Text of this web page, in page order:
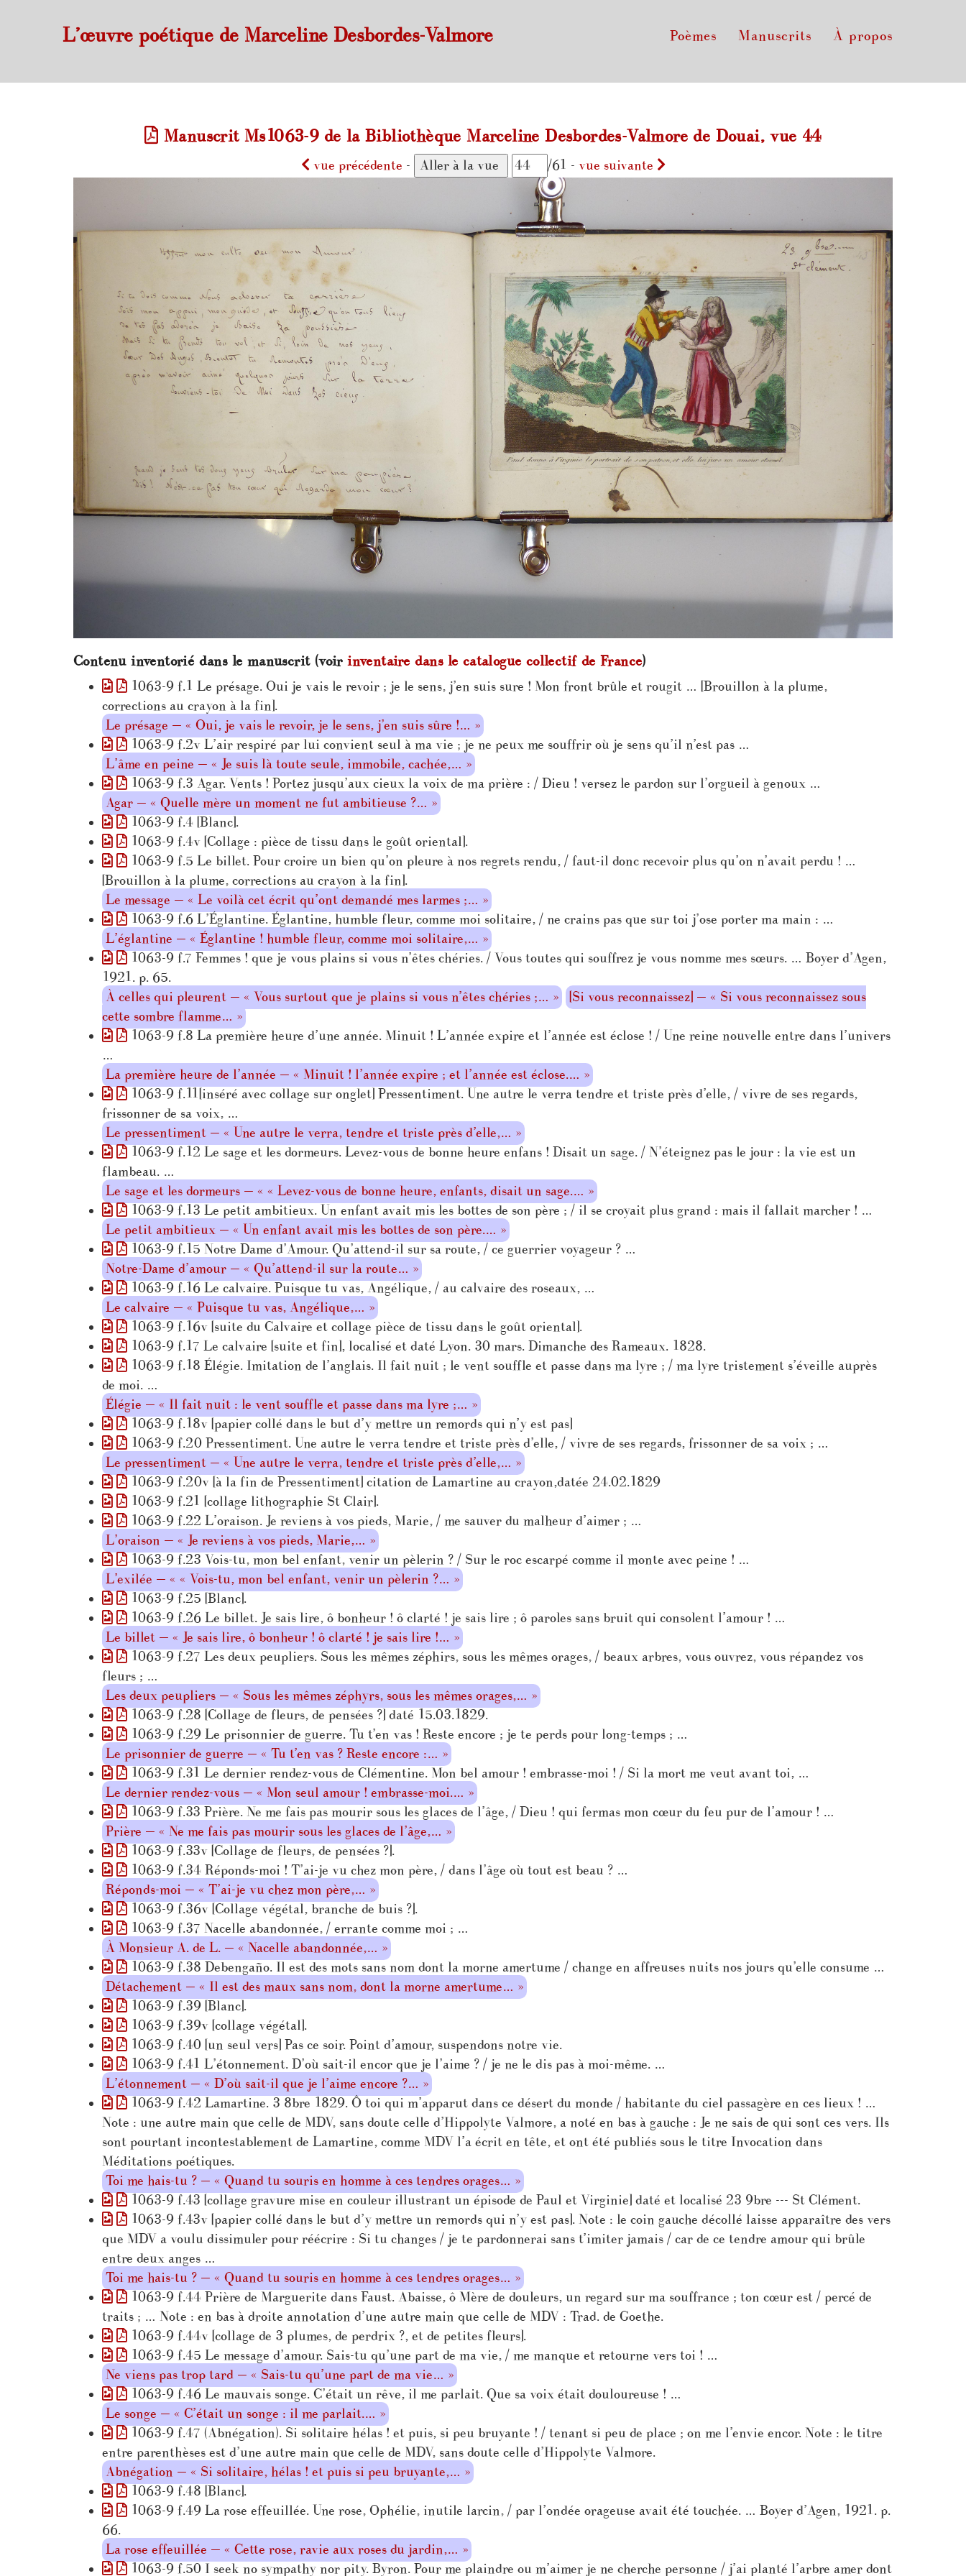
L’œuvre poétique de Marceline Desbordes-Valmore Poèmes Manuscrits À propos
Manuscrit Ms1063-9 de la Bibliothèque Marceline Desbordes-Valmore de Douai, vue 44
vue précédente - /61 - vue suivante
Contenu inventorié dans le manuscrit (voirinventaire dans le catalogue collectif de France)
1063-9 f.1 Le présage. Oui je vais le revoir ; je le sens, j’en suis sure ! Mon front brûle et rougit … [Brouillon à la plume,
corrections au crayon à la fin].
Le présage — « Oui, je vais le revoir, je le sens, j’en suis sûre !… »
1063-9 f.2v L’air respiré par lui convient seul à ma vie ; je ne peux me souffrir où je sens qu’il n’est pas …
L’âme en peine — « Je suis là toute seule, immobile, cachée,… »
1063-9 f.3 Agar. Vents ! Portez jusqu’aux cieux la voix de ma prière : / Dieu ! versez le pardon sur l’orgueil à genoux …
Agar — « Quelle mère un moment ne fut ambitieuse ?… »
1063-9 f.4 [Blanc].
1063-9 f.4v [Collage : pièce de tissu dans le goût oriental].
1063-9 f.5 Le billet. Pour croire un bien qu’on pleure à nos regrets rendu, / faut-il donc recevoir plus qu’on n’avait perdu ! …
[Brouillon à la plume, corrections au crayon à la fin].
Le message — « Le voilà cet écrit qu’ont demandé mes larmes ;… »
1063-9 f.6 L’Églantine. Églantine, humble fleur, comme moi solitaire, / ne crains pas que sur toi j’ose porter ma main : …
L’églantine — « Églantine ! humble fleur, comme moi solitaire,… »
1063-9 f.7 Femmes ! que je vous plains si vous n’êtes chéries. / Vous toutes qui souffrez je vous nomme mes sœurs. … Boyer d’Agen,
1921. p. 65.
À celles qui pleurent — « Vous surtout que je plains si vous n’êtes chéries ;… »
[Si vous reconnaissez] — « Si vous reconnaissez sous
cette sombre flamme… »
1063-9 f.8 La première heure d’une année. Minuit ! L’année expire et l’année est éclose ! / Une reine nouvelle entre dans l’univers
…
La première heure de l’année — « Minuit ! l’année expire ; et l’année est éclose.… »
1063-9 f.11[inséré avec collage sur onglet] Pressentiment. Une autre le verra tendre et triste près d’elle, / vivre de ses regards,
frissonner de sa voix, …
Le pressentiment — « Une autre le verra, tendre et triste près d’elle,… »
1063-9 f.12 Le sage et les dormeurs. Levez-vous de bonne heure enfans ! Disait un sage. / N’éteignez pas le jour : la vie est un
flambeau. …
Le sage et les dormeurs — « « Levez-vous de bonne heure, enfants, disait un sage.… »
1063-9 f.13 Le petit ambitieux. Un enfant avait mis les bottes de son père ; / il se croyait plus grand : mais il fallait marcher ! …
Le petit ambitieux — « Un enfant avait mis les bottes de son père.… »
1063-9 f.15 Notre Dame d’Amour. Qu’attend-il sur sa route, / ce guerrier voyageur ? …
Notre-Dame d’amour — « Qu’attend-il sur la route… »
1063-9 f.16 Le calvaire. Puisque tu vas, Angélique, / au calvaire des roseaux, …
Le calvaire — « Puisque tu vas, Angélique,… »
1063-9 f.16v [suite du Calvaire et collage pièce de tissu dans le goût oriental].
1063-9 f.17 Le calvaire [suite et fin], localisé et daté Lyon. 30 mars. Dimanche des Rameaux. 1828.
1063-9 f.18 Élégie. Imitation de l’anglais. Il fait nuit ; le vent souffle et passe dans ma lyre ; / ma lyre tristement s’éveille auprès
de moi. …
Élégie — « Il fait nuit : le vent souffle et passe dans ma lyre ;… »
1063-9 f.18v [papier collé dans le but d’y mettre un remords qui n’y est pas]
1063-9 f.20 Pressentiment. Une autre le verra tendre et triste près d’elle, / vivre de ses regards, frissonner de sa voix ; …
Le pressentiment — « Une autre le verra, tendre et triste près d’elle,… »
1063-9 f.20v [à la fin de Pressentiment] citation de Lamartine au crayon,datée 24.02.1829
1063-9 f.21 [collage lithographie St Clair].
1063-9 f.22 L’oraison. Je reviens à vos pieds, Marie, / me sauver du malheur d’aimer ; …
L’oraison — « Je reviens à vos pieds, Marie,… »
1063-9 f.23 Vois-tu, mon bel enfant, venir un pèlerin ? / Sur le roc escarpé comme il monte avec peine ! …
L’exilée — « « Vois-tu, mon bel enfant, venir un pèlerin ?… »
1063-9 f.25 [Blanc].
1063-9 f.26 Le billet. Je sais lire, ô bonheur ! ô clarté ! je sais lire ; ô paroles sans bruit qui consolent l’amour ! …
Le billet — « Je sais lire, ô bonheur ! ô clarté ! je sais lire !… »
1063-9 f.27 Les deux peupliers. Sous les mêmes zéphirs, sous les mêmes orages, / beaux arbres, vous ouvrez, vous répandez vos
fleurs ; …
Les deux peupliers — « Sous les mêmes zéphyrs, sous les mêmes orages,… »
1063-9 f.28 [Collage de fleurs, de pensées ?] daté 15.03.1829.
1063-9 f.29 Le prisonnier de guerre. Tu t’en vas ! Reste encore ; je te perds pour long-temps ; …
Le prisonnier de guerre — « Tu t’en vas ? Reste encore :… »
1063-9 f.31 Le dernier rendez-vous de Clémentine. Mon bel amour ! embrasse-moi ! / Si la mort me veut avant toi, …
Le dernier rendez-vous — « Mon seul amour ! embrasse-moi.… »
1063-9 f.33 Prière. Ne me fais pas mourir sous les glaces de l’âge, / Dieu ! qui fermas mon cœur du feu pur de l’amour ! …
Prière — « Ne me fais pas mourir sous les glaces de l’âge,… »
1063-9 f.33v [Collage de fleurs, de pensées ?].
1063-9 f.34 Réponds-moi ! T’ai-je vu chez mon père, / dans l’âge où tout est beau ? …
Réponds-moi — « T’ai-je vu chez mon père,… »
1063-9 f.36v [Collage végétal, branche de buis ?].
1063-9 f.37 Nacelle abandonnée, / errante comme moi ; …
À Monsieur A. de L. — « Nacelle abandonnée,… »
1063-9 f.38 Debengaño. Il est des mots sans nom dont la morne amertume / change en affreuses nuits nos jours qu’elle consume …
Détachement — « Il est des maux sans nom, dont la morne amertume… »
1063-9 f.39 [Blanc].
1063-9 f.39v [collage végétal].
1063-9 f.40 [un seul vers] Pas ce soir. Point d’amour, suspendons notre vie.
1063-9 f.41 L’étonnement. D’où sait-il encor que je l’aime ? / je ne le dis pas à moi-même. …
L’étonnement — « D’où sait-il que je l’aime encore ?… »
1063-9 f.42 Lamartine. 3 8bre 1829. Ô toi qui m’apparut dans ce désert du monde / habitante du ciel passagère en ces lieux ! …
Note : une autre main que celle de MDV, sans doute celle d’Hippolyte Valmore, a noté en bas à gauche : Je ne sais de qui sont ces vers. Ils
sont pourtant incontestablement de Lamartine, comme MDV l’a écrit en tête, et ont été publiés sous le titre Invocation dans
Méditations poétiques.
Toi me hais-tu ? — « Quand tu souris en homme à ces tendres orages… »
1063-9 f.43 [collage gravure mise en couleur illustrant un épisode de Paul et Virginie] daté et localisé 23 9bre --- St Clément.
1063-9 f.43v [papier collé dans le but d’y mettre un remords qui n’y est pas]. Note : le coin gauche décollé laisse apparaître des vers
que MDV a voulu dissimuler pour réécrire : Si tu changes / je te pardonnerai sans t’imiter jamais / car de ce tendre amour qui brûle
entre deux anges …
Toi me hais-tu ? — « Quand tu souris en homme à ces tendres orages… »
1063-9 f.44 Prière de Marguerite dans Faust. Abaisse, ô Mère de douleurs, un regard sur ma souffrance ; ton cœur est / percé de
traits ; … Note : en bas à droite annotation d’une autre main que celle de MDV : Trad. de Goethe.
1063-9 f.44v [collage de 3 plumes, de perdrix ?, et de petites fleurs].
1063-9 f.45 Le message d’amour. Sais-tu qu’une part de ma vie, / me manque et retourne vers toi ! …
Ne viens pas trop tard — « Sais-tu qu’une part de ma vie… »
1063-9 f.46 Le mauvais songe. C’était un rêve, il me parlait. Que sa voix était douloureuse ! …
Le songe — « C’était un songe : il me parlait.… »
1063-9 f.47 (Abnégation). Si solitaire hélas ! et puis, si peu bruyante ! / tenant si peu de place ; on me l’envie encor. Note : le titre
entre parenthèses est d’une autre main que celle de MDV, sans doute celle d’Hippolyte Valmore.
Abnégation — « Si solitaire, hélas ! et puis si peu bruyante,… »
1063-9 f.48 [Blanc].
1063-9 f.49 La rose effeuillée. Une rose, Ophélie, inutile larcin, / par l’ondée orageuse avait été touchée. … Boyer d’Agen, 1921. p.
66.
La rose effeuillée — « Cette rose, ravie aux roses du jardin,… »
1063-9 f.50 I seek no sympathy nor pity. Byron. Pour me plaindre ou m’aimer je ne cherche personne / j’ai planté l’arbre amer dont